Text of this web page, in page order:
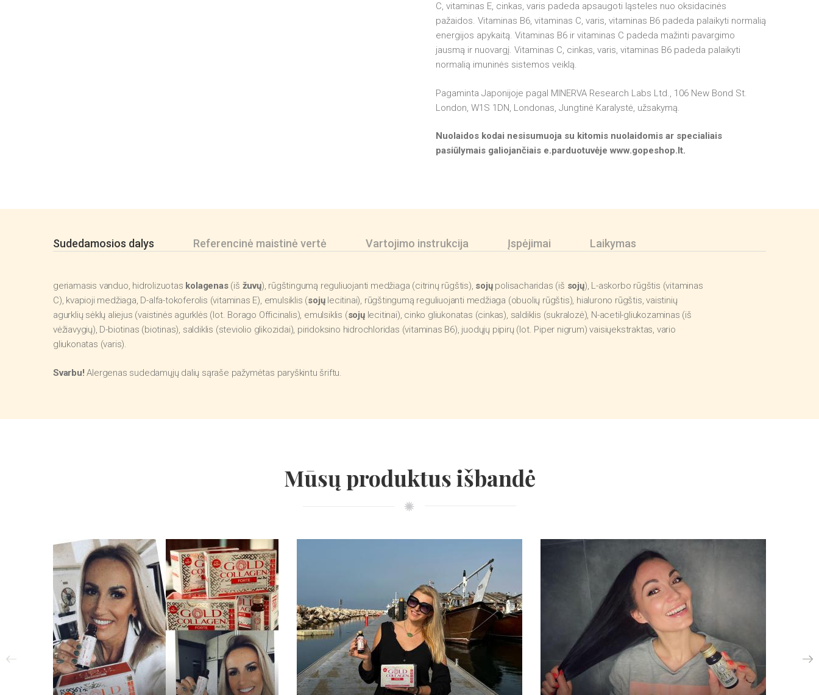
C, vitaminas E, cinkas, varis padeda apsaugoti ląsteles nuo oksidacinės
pažaidos. Vitaminas B6, vitaminas C, varis, vitaminas B6 padeda palaikyti normalią
energijos apykaitą. Vitaminas B6 ir vitaminas C padeda mažinti pavargimo
jausmą ir nuovargį. Vitaminas C, cinkas, varis, vitaminas B6 padeda palaikyti
normalią imuninės sistemos veiklą.
Pagaminta Japonijoje pagal MINERVA Research Labs Ltd., 106 New Bond St.
London, W1S 1DN, Londonas, Jungtinė Karalystė, užsakymą.
Nuolaidos kodai nesisumuoja su kitomis nuolaidomis ar specialiais
pasiūlymais galiojančiais e.parduotuvėje www.gopeshop.lt.
Sudedamosios dalys Referencinė maistinė vertė Vartojimo instrukcija Įspėjimai Laikymas
geriamasis vanduo, hidrolizuotas kolagenas(iš žuvų), rūgštingumą reguliuojanti medžiaga (citrinų rūgštis), sojųpolisacharidas (iš sojų), L-askorbo rūgštis (vitaminas
C), kvapioji medžiaga, D-alfa-tokoferolis (vitaminas E), emulsiklis (sojų lecitinai), rūgštingumą reguliuojanti medžiaga (obuolių rūgštis), hialurono rūgštis, vaistinių
agurklių sėklų aliejus (vaistinės agurklės (lot. Borago Officinalis), emulsiklis (sojų lecitinai), cinko gliukonatas (cinkas), saldiklis (sukralozė), N-acetil-gliukozaminas (iš
vėžiavygių), D-biotinas (biotinas), saldiklis (steviolio glikozidai), piridoksino hidrochloridas (vitaminas B6), juodųjų pipirų (lot. Piper nigrum) vaisiųekstraktas, vario
gliukonatas (varis).
Svarbu! Alergenas sudedamųjų dalių sąraše pažymėtas paryškintu šriftu.
Mūsų produktus išbandė